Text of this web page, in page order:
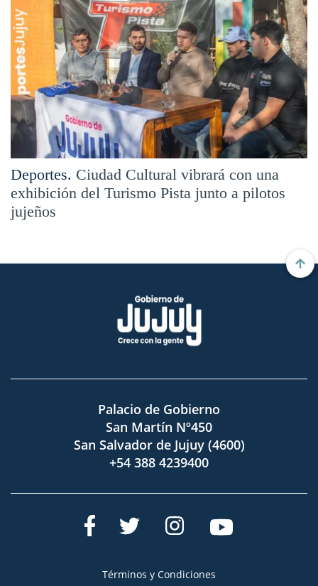
Deportes. Ciudad Cultural vibrará con una
exhibición del Turismo Pista junto a pilotos
jujeños
Palacio de Gobierno
San Martín Nº450
San Salvador de Jujuy (4600)
+54 388 4239400
Términos y Condiciones